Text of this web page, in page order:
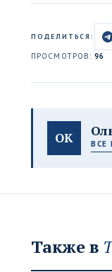
ПОДЕЛИТЬСЯ:
ПРОСМОТРОВ:96
ОК ВСЕ
Также в